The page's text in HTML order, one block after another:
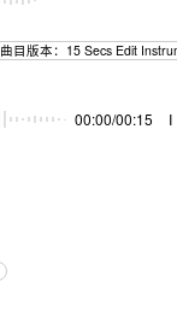
曲目版本：15 Secs Edit
00:00/00:15 I